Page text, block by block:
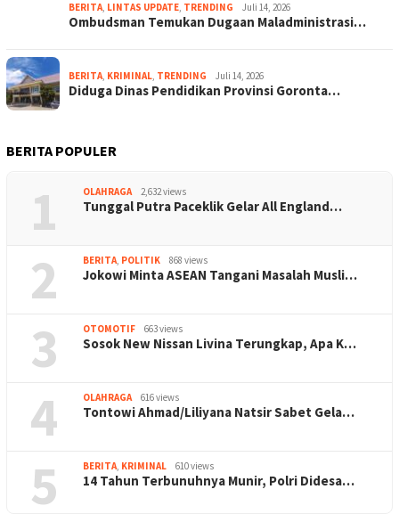
BERITA, LINTAS UPDATE, TRENDING Juli 14, 2026
Ombudsman Temukan Dugaan Maladministrasi…
BERITA, KRIMINAL, TRENDING Juli 14, 2026
Diduga Dinas Pendidikan Provinsi Goronta…
BERITA POPULER
1 OLAHRAGA 2,632 views
Tunggal Putra Paceklik Gelar All England…
2 BERITA, POLITIK 868 views
Jokowi Minta ASEAN Tangani Masalah Musli…
3 OTOMOTIF 663 views
Sosok New Nissan Livina Terungkap, Apa K…
4 OLAHRAGA 616 views
Tontowi Ahmad/Liliyana Natsir Sabet Gela…
5 BERITA, KRIMINAL 610 views
14 Tahun Terbunuhnya Munir, Polri Didesa…